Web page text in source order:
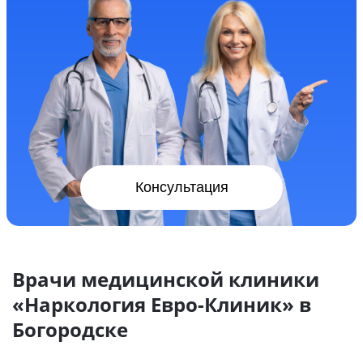
Консультация
Врачи медицинской клиники
«Наркология Евро-Клиник» в
Богородске